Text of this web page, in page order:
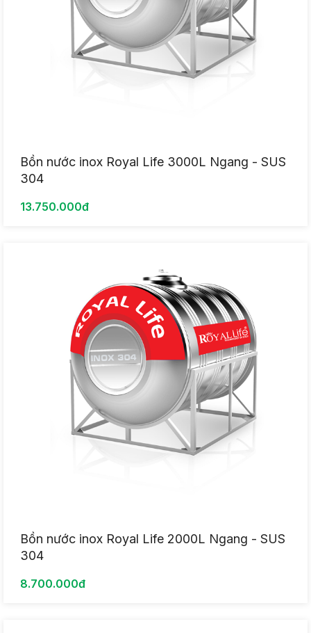
Bồn nước inox Royal Life 3000L Ngang - SUS
304
13.750.000đ
Bồn nước inox Royal Life 2000L Ngang - SUS
304
8.700.000đ